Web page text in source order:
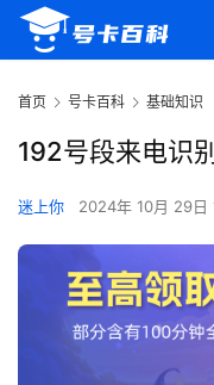
首页 号卡百科 基础知识
192号段来电识
迷上你 2024年 10月 29日